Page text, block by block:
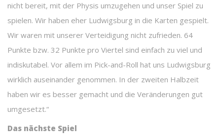
nicht bereit, mit der Physis umzugehen und unser Spiel zu
spielen. Wir haben eher Ludwigsburg in die Karten gespielt.
Wir waren mit unserer Verteidigung nicht zufrieden. 64
Punkte bzw. 32 Punkte pro Viertel sind einfach zu viel und
indiskutabel. Vor allem im Pick-and-Roll hat uns Ludwigsburg
wirklich auseinander genommen. In der zweiten Halbzeit
haben wir es besser gemacht und die Veränderungen gut
umgesetzt.“
Das nächste Spiel